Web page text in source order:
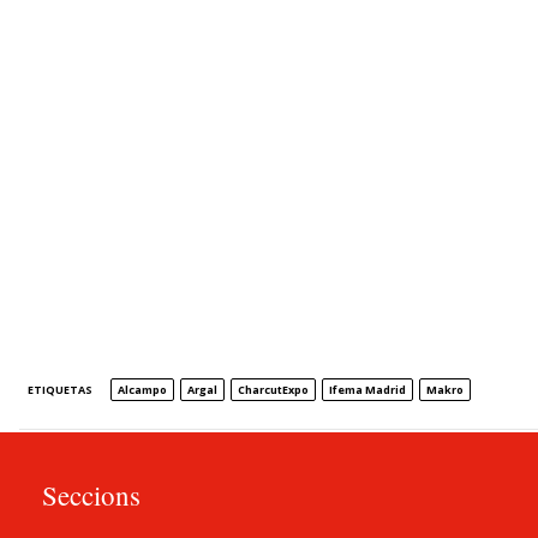
ETIQUETAS Alcampo Argal CharcutExpo Ifema Madrid Makro
Seccions